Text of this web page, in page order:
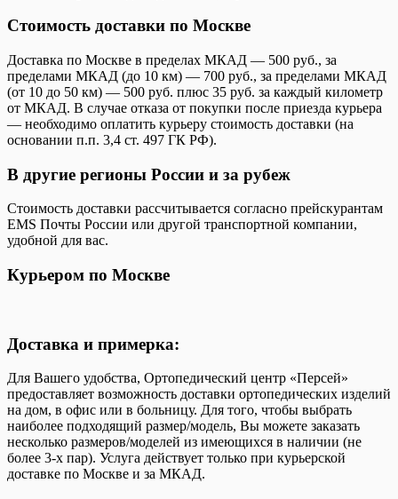
Стоимость доставки по Москве
Доставка по Москве в пределах МКАД — 500 руб., за
пределами МКАД (до 10 км) — 700 руб., за пределами МКАД
(от 10 до 50 км) — 500 руб. плюс 35 руб. за каждый километр
от МКАД. В случае отказа от покупки после приезда курьера
— необходимо оплатить курьеру стоимость доставки (на
основании п.п. 3,4 ст. 497 ГК РФ).
В другие регионы России и за рубеж
Стоимость доставки рассчитывается согласно прейскурантам
EMS Почты России или другой транспортной компании,
удобной для вас.
Курьером по Москве
Доставка и примерка:
Для Вашего удобства, Ортопедический центр «Персей»
предоставляет возможность доставки ортопедических изделий
на дом, в офис или в больницу. Для того, чтобы выбрать
наиболее подходящий размер/модель, Вы можете заказать
несколько размеров/моделей из имеющихся в наличии (не
более 3-х пар). Услуга действует только при курьерской
доставке по Москве и за МКАД.